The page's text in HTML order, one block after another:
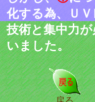
化する為、Ｕ
技術と集中力
いました。